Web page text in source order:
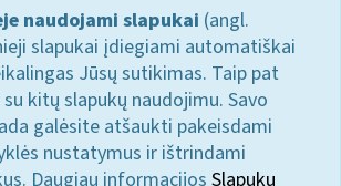
naudojami slapukai (angl.
slapukai įdiegiami automatiškai
Jūsų sutikimas. Taip pat
kitų slapukų naudojimu. Savo
galėsite atšaukti pakeisdami
nustatymus ir ištrindami
Daugiau informacijos Slapukų